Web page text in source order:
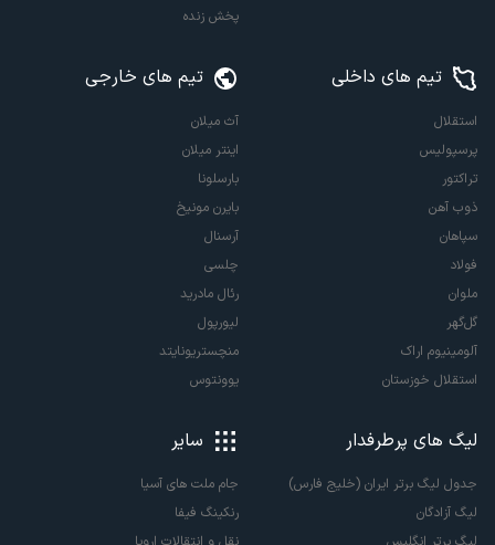
پخش زنده
تیم های داخلی
استقلال
پرسپولیس
تراکتور
ذوب آهن
سپاهان
فولاد
ملوان
گل‌گهر
آلومینیوم اراک
استقلال خوزستان
تیم های خارجی
آث میلان
اینتر میلان
بارسلونا
بایرن مونیخ
آرسنال
چلسی
رئال مادرید
لیورپول
منچستریونایتد
یوونتوس
لیگ های پرطرفدار
جدول لیگ برتر ایران (خلیج فارس)
لیگ آزادگان
سایر
جام ملت های آسیا
رنکینگ فیفا